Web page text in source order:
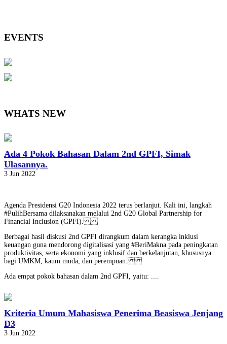
EVENTS
WHATS NEW
Ada 4 Pokok Bahasan Dalam 2nd GPFI, Simak
Ulasannya.
3 Jun 2022
Agenda Presidensi G20 Indonesia 2022 terus berlanjut. Kali ini, langkah
#PulihBersama dilaksanakan melalui 2nd G20 Global Partnership for
Financial Inclusion (GPFI).
Berbagai hasil diskusi 2nd GPFI dirangkum dalam kerangka inklusi
keuangan guna mendorong digitalisasi yang #BeriMakna pada peningkatan
produktivitas, serta ekonomi yang inklusif dan berkelanjutan, khususnya
bagi UMKM, kaum muda, dan perempuan.
Ada empat pokok bahasan dalam 2nd GPFI, yaitu: ....
Kriteria Umum Mahasiswa Penerima Beasiswa Jenjang
D3
3 Jun 2022